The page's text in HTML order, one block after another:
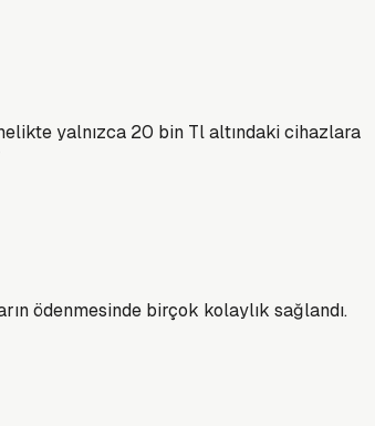
yalnızca 20 bin Tl altındaki cihazlara
ödenmesinde birçok kolaylık sağlandı.